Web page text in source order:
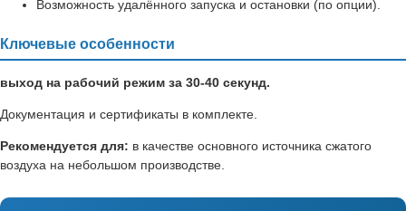
Возможность удалённого запуска и остановки (по опции).
Ключевые особенности
выход на рабочий режим за 30-40 секунд.
Документация и сертификаты в комплекте.
Рекомендуется для: в качестве основного источника сжатого
воздуха на небольшом производстве.